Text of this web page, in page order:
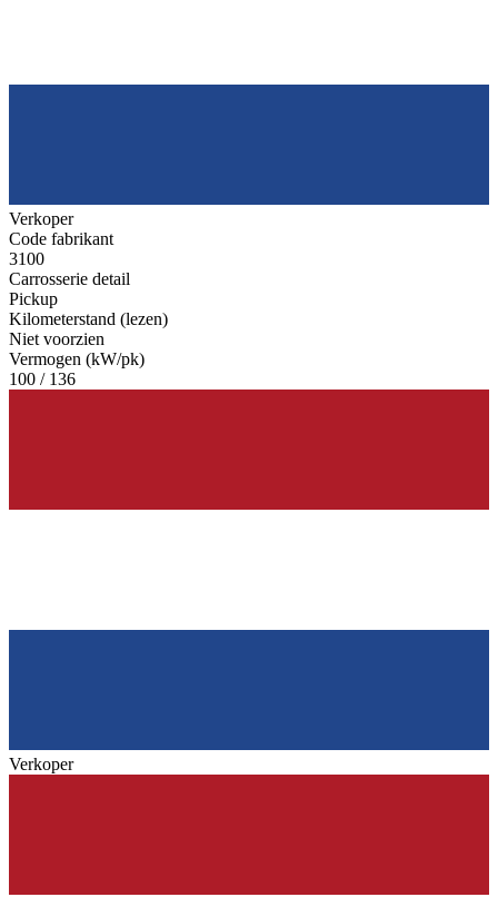
Verkoper
Code fabrikant
3100
Carrosserie detail
Pickup
Kilometerstand (lezen)
Niet voorzien
Vermogen (kW/pk)
100 / 136
Verkoper